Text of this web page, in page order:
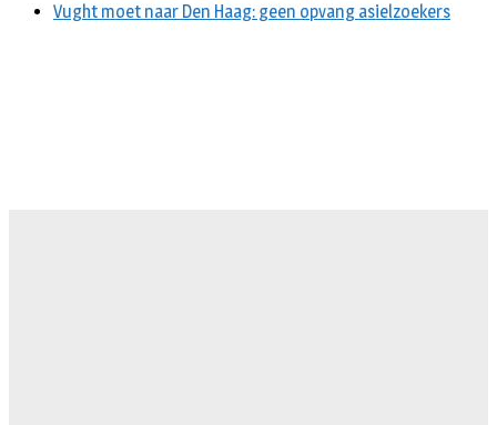
Vught moet naar Den Haag: geen opvang asielzoekers